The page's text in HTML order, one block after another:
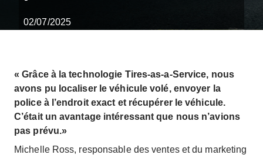
02/07/2025
« Grâce à la technologie Tires-as-a-Service, nous
avons pu localiser le véhicule volé, envoyer la
police à l’endroit exact et récupérer le véhicule.
C’était un avantage intéressant que nous n’avions
pas prévu.»
Michelle Ross, responsable des ventes et du marketing